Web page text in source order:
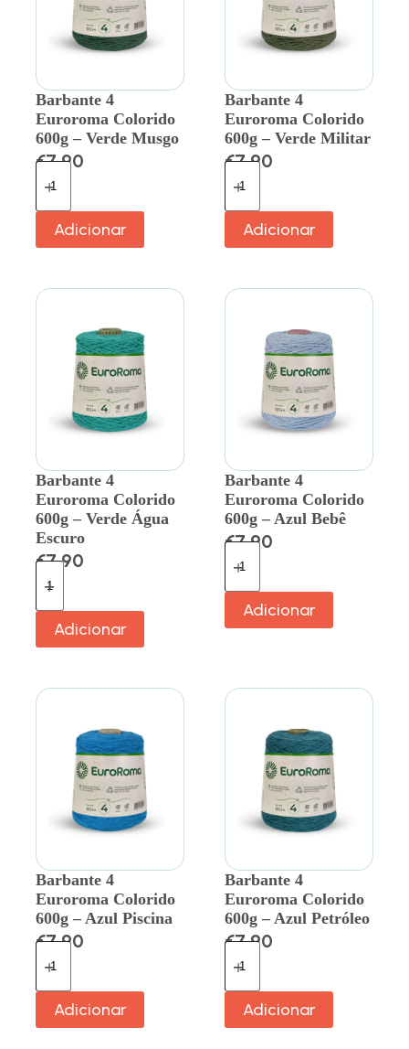
Barbante 4
Euroroma Colorido
600g – Verde Musgo
€7.90
Adicionar
Barbante 4
Euroroma Colorido
600g – Verde Militar
€7.90
Adicionar
Barbante 4
Euroroma Colorido
600g – Verde Água
Escuro
€7.90
Adicionar
Barbante 4
Euroroma Colorido
600g – Azul Bebê
€7.90
Adicionar
Barbante 4
Euroroma Colorido
600g – Azul Piscina
€7.90
Adicionar
Barbante 4
Euroroma Colorido
600g – Azul Petróleo
€7.90
Adicionar